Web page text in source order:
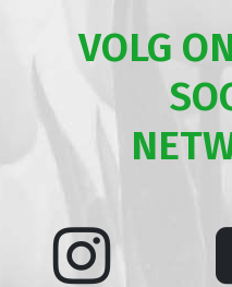
VOLG